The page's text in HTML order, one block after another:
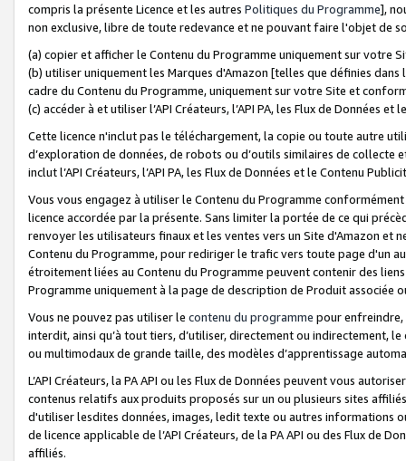
compris la présente Licence et les autres Politiques du Programme],
non exclusive, libre de toute redevance et ne pouvant faire l'objet de
(a) copier et afficher le Contenu du Programme uniquement sur votre
(b) utiliser uniquement les Marques d'Amazon [telles que définies dans
cadre du Contenu du Programme, uniquement sur votre Site et
(c) accéder à et utiliser l’API Créateurs, l’API PA, les Flux de Données
Cette licence n'inclut pas le téléchargement, la copie ou toute autre
d’exploration de données, de robots ou d’outils similaires de
inclut l’API Créateurs, l’API PA, les Flux de Données et le Contenu
Vous vous engagez à utiliser le Contenu du Programme
licence accordée par la présente. Sans limiter la portée de ce qui
renvoyer les utilisateurs finaux et les ventes vers un Site d'Amazon et
Contenu du Programme, pour rediriger le trafic vers toute page d'un
étroitement liées au Contenu du Programme peuvent contenir des
Programme uniquement à la page de description de Produit associée
Vous ne pouvez pas utiliser le contenu du programme pour
interdit, ainsi qu’à tout tiers, d’utiliser, directement ou indirectement,
ou multimodaux de grande taille, des modèles d’apprentissage
L’API Créateurs, la PA API ou les Flux de Données peuvent vous
contenus relatifs aux produits proposés sur un ou plusieurs sites
d'utiliser lesdites données, images, ledit texte ou autres informations
de licence applicable de l’API Créateurs, de la PA API ou des Flux de
affiliés.